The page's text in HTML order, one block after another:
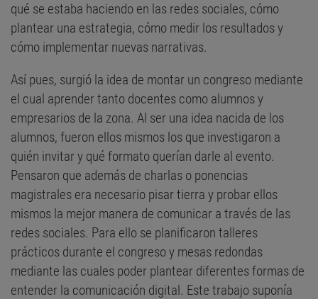
qué se estaba haciendo en las redes sociales, cómo
plantear una estrategia, cómo medir los resultados y
cómo implementar nuevas narrativas.
Así pues, surgió la idea de montar un congreso mediante
el cual aprender tanto docentes como alumnos y
empresarios de la zona. Al ser una idea nacida de los
alumnos, fueron ellos mismos los que investigaron a
quién invitar y qué formato querían darle al evento.
Pensaron que además de charlas o ponencias
magistrales era necesario pisar tierra y probar ellos
mismos la mejor manera de comunicar a través de las
redes sociales. Para ello se planificaron talleres
prácticos durante el congreso y mesas redondas
mediante las cuales poder plantear diferentes formas de
entender la comunicación digital. Este trabajo suponía